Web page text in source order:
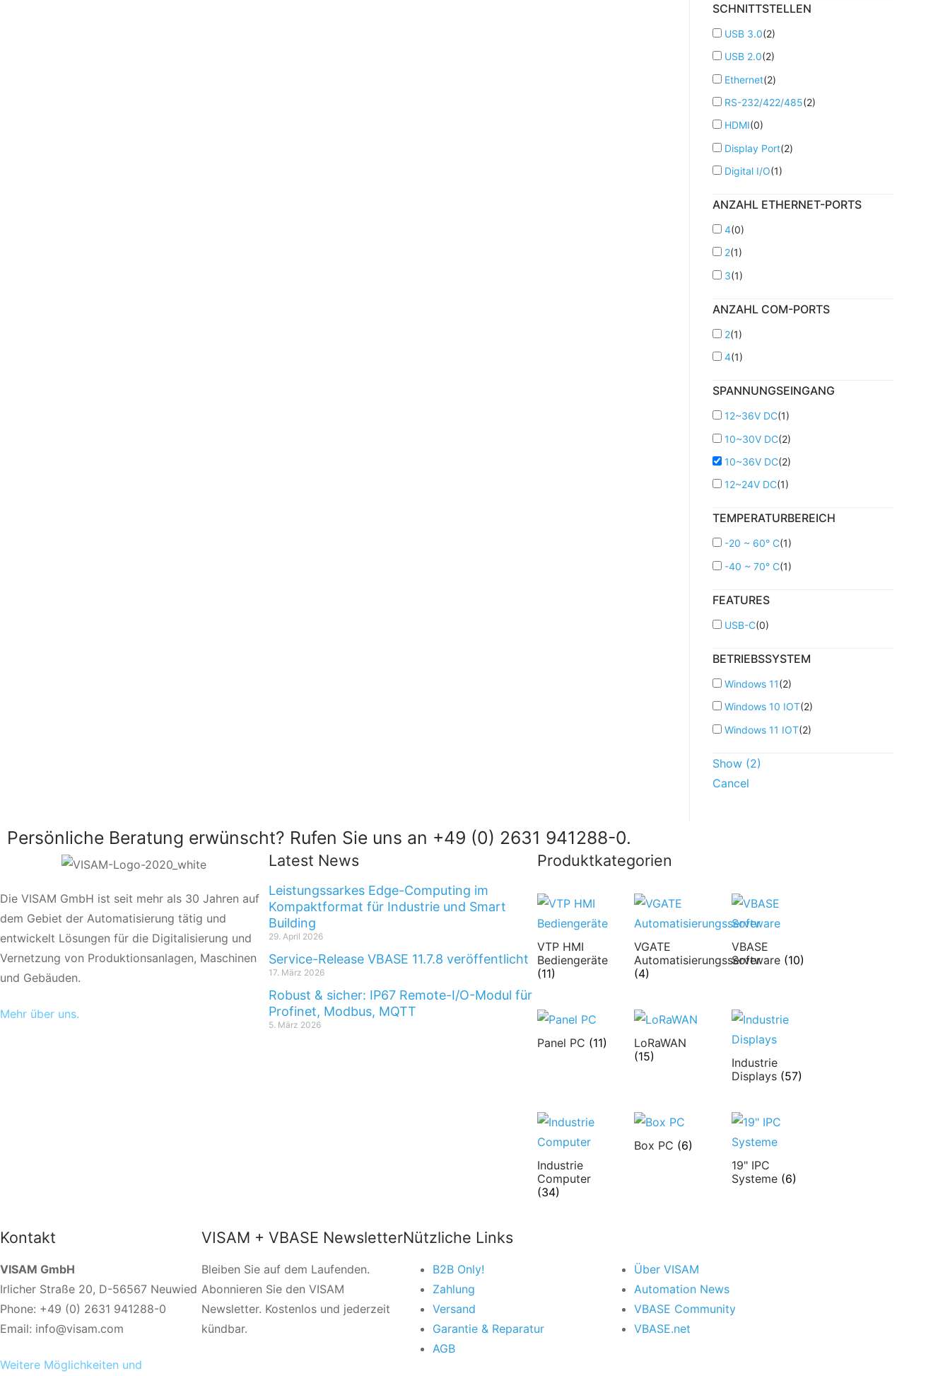
SCHNITTSTELLEN
USB 3.0(2)
USB 2.0(2)
Ethernet(2)
RS-232/422/485(2)
HDMI(0)
Display Port(2)
Digital I/O(1)
ANZAHL ETHERNET-PORTS
4(0)
2(1)
3(1)
ANZAHL COM-PORTS
2(1)
4(1)
SPANNUNGSEINGANG
12~36V DC(1)
10~30V DC(2)
10~36V DC(2)
12~24V DC(1)
TEMPERATURBEREICH
-20 ~ 60° C(1)
-40 ~ 70° C(1)
FEATURES
USB-C(0)
BETRIEBSSYSTEM
Windows 11(2)
Windows 10 IOT(2)
Windows 11 IOT(2)
Show (2)
Cancel
Persönliche Beratung erwünscht? Rufen Sie uns an +49 (0) 2631 941288-0.
Die VISAM GmbH ist seit mehr als 30 Jahren auf
dem Gebiet der Automatisierung tätig und
entwickelt Lösungen für die Digitalisierung und
Vernetzung von Produktionsanlagen, Maschinen
und Gebäuden.
Mehr über uns.
Latest News
Leistungssarkes Edge-Computing im
Kompaktformat für Industrie und Smart
Building
29. April 2026
Service-Release VBASE 11.7.8 veröffentlicht
17. März 2026
Robust & sicher: IP67 Remote-I/O-Modul für
Profinet, Modbus, MQTT
5. März 2026
Produktkategorien
VTP HMI
Bediengeräte
(11)
VGATE
Automatisierungsserver
(4)
VBASE
Software (10)
Panel PC (11)
LoRaWAN
(15)
Industrie
Displays (57)
Industrie
Computer
(34)
Box PC (6)
19" IPC
Systeme (6)
Kontakt
VISAM GmbH
Irlicher Straße 20, D-56567 Neuwied
Phone: +49 (0) 2631 941288-0
Email: info@visam.com
Weitere Möglichkeiten und
VISAM + VBASE Newsletter
Bleiben Sie auf dem Laufenden.
Abonnieren Sie den VISAM
Newsletter. Kostenlos und jederzeit
kündbar.
Nützliche Links
B2B Only!
Zahlung
Versand
Garantie & Reparatur
AGB
Über VISAM
Automation News
VBASE Community
VBASE.net